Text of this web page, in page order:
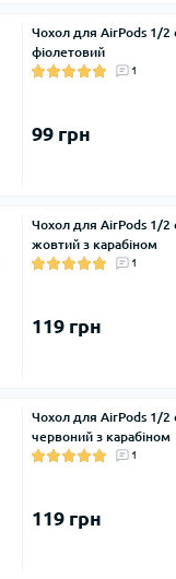
Чохол для AirPods 1/2
фіолетовий
1
99 грн
Чохол для AirPods 1/2
жовтий з карабіном
1
119 грн
Чохол для AirPods 1/2
червоний з карабіном
1
119 грн